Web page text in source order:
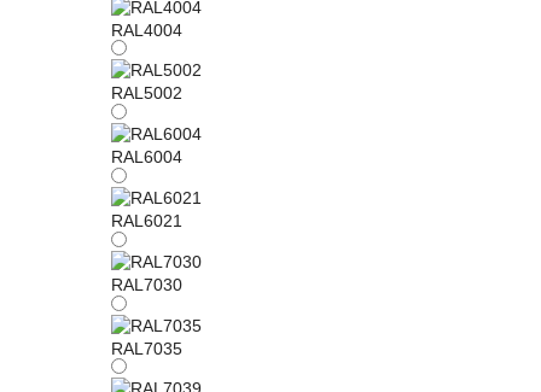
RAL4004
RAL5002
RAL6004
RAL6021
RAL7030
RAL7035